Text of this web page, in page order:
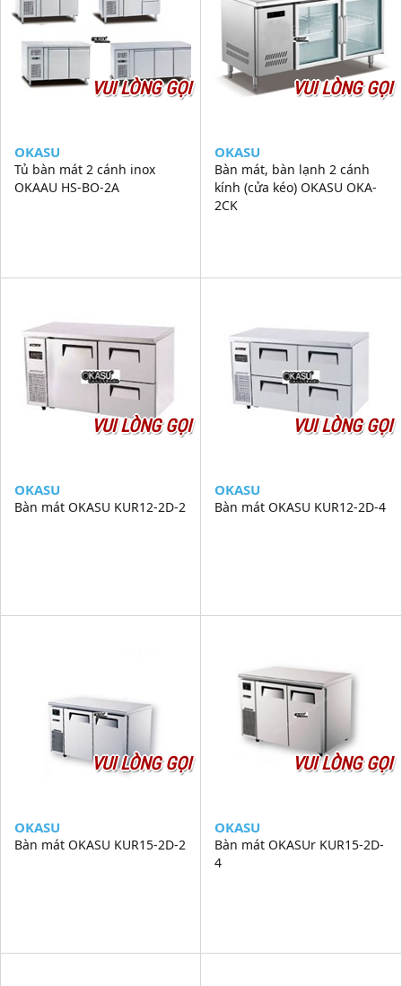
VUI LÒNG GỌI
OKASU
Tủ bàn mát 2 cánh inox
OKAAU HS-BO-2A
VUI LÒNG GỌI
OKASU
Bàn mát, bàn lạnh 2 cánh
kính (cửa kéo) OKASU OKA-
2CK
VUI LÒNG GỌI
OKASU
Bàn mát OKASU KUR12-2D-2
VUI LÒNG GỌI
OKASU
Bàn mát OKASU KUR12-2D-4
VUI LÒNG GỌI
OKASU
Bàn mát OKASU KUR15-2D-2
VUI LÒNG GỌI
OKASU
Bàn mát OKASUr KUR15-2D-
4